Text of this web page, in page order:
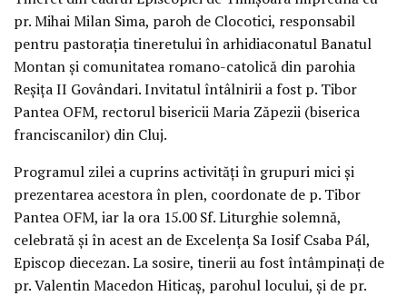
pr. Mihai Milan Sima, paroh de Clocotici, responsabil
pentru pastorația tineretului în arhidiaconatul Banatul
Montan și comunitatea romano-catolică din parohia
Reșița II Govândari. Invitatul întâlnirii a fost p. Tibor
Pantea OFM, rectorul bisericii Maria Zăpezii (biserica
franciscanilor) din Cluj.
Programul zilei a cuprins activități în grupuri mici și
prezentarea acestora în plen, coordonate de p. Tibor
Pantea OFM, iar la ora 15.00 Sf. Liturghie solemnă,
celebrată și în acest an de Excelența Sa Iosif Csaba Pál,
Episcop diecezan. La sosire, tinerii au fost întâmpinați de
pr. Valentin Macedon Hiticaș, parohul locului, și de pr.